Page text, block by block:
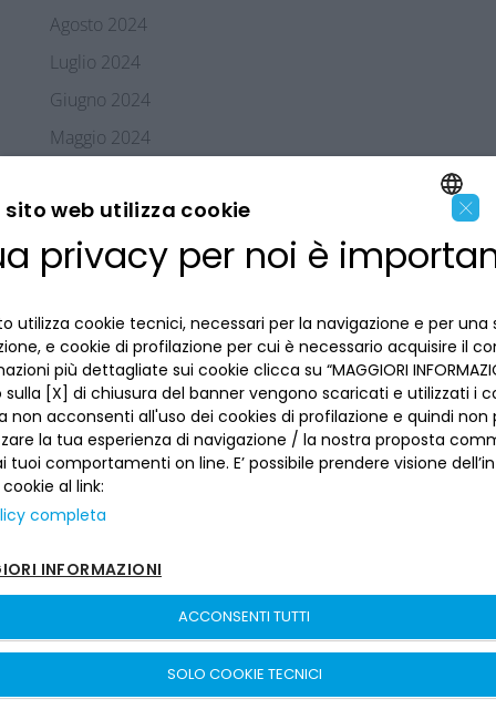
Agosto 2024
Luglio 2024
Giugno 2024
Maggio 2024
Marzo 2024
Febbraio 2024
Dicembre 2023
Novembre 2023
Ottobre 2023
Settembre 2023
Agosto 2023
Luglio 2023
Maggio 2023
Febbraio 2023
ENGLISH
×
sito web utilizza cookie
privacy per noi è
utilizza cookie tecnici, necessari per la navigazione e per una
e cookie di profilazione per cui è necessario acquisire il
più dettagliate sui cookie clicca su “MAGGIORI
[X] di chiusura del banner vengono scaricati e utilizzati i
non acconsenti all'uso dei cookies di profilazione e quindi non
la tua esperienza di navigazione / la nostra proposta
tuoi comportamenti on line. E’ possibile prendere visione
al link:
completa
INFORMAZIONI
ACCONSENTI TUTTI
SOLO COOKIE TECNICI